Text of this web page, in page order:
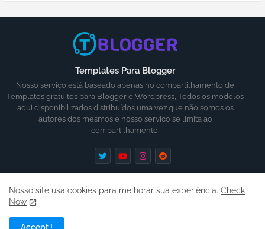
Templates Para Blogger
Nosso serviço está baseado apenas no compartilhamento de
Templates gratuitos para Blogger e Wordpress, Todos os modelos
aqui disponibilizados distribuídos uma vez que não somos os
autores dos mesmos e nosso serviço se limita ao
compartilhamento.
Nosso site usa cookies para melhorar sua experiência. Check
Now